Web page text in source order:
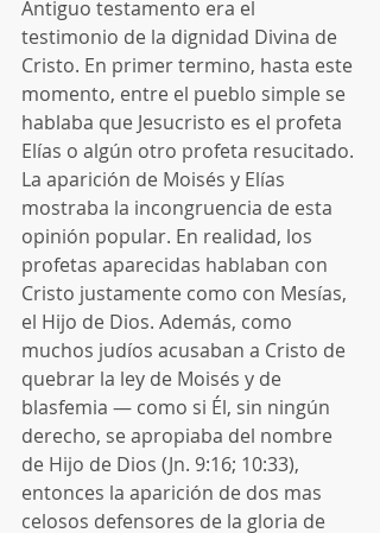
Antiguo testamento era el
testimonio de la dignidad Divina de
Cristo. En primer termino, hasta este
momento, entre el pueblo simple se
hablaba que Jesucristo es el profeta
Elías o algún otro profeta resucitado.
La aparición de Moisés y Elías
mostraba la incongruencia de esta
opinión popular. En realidad, los
profetas aparecidas hablaban con
Cristo justamente como con Mesías,
el Hijo de Dios. Además, como
muchos judíos acusaban a Cristo de
quebrar la ley de Moisés y de
blasfemia — como si Él, sin ningún
derecho, se apropiaba del nombre
de Hijo de Dios (Jn. 9:16; 10:33),
entonces la aparición de dos mas
celosos defensores de la gloria de